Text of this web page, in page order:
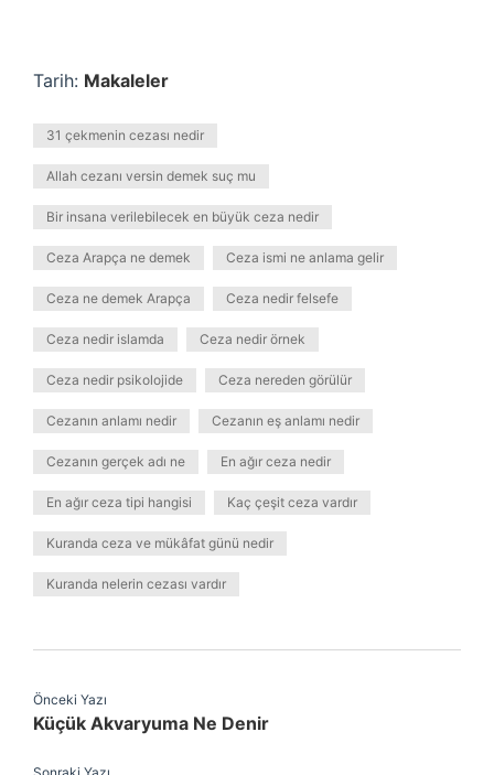
Tarih: Makaleler
31 çekmenin cezası nedir
Allah cezanı versin demek suç mu
Bir insana verilebilecek en büyük ceza nedir
Ceza Arapça ne demek Ceza ismi ne anlama gelir
Ceza ne demek Arapça Ceza nedir felsefe
Ceza nedir islamda Ceza nedir örnek
Ceza nedir psikolojide Ceza nereden görülür
Cezanın anlamı nedir Cezanın eş anlamı nedir
Cezanın gerçek adı ne En ağır ceza nedir
En ağır ceza tipi hangisi Kaç çeşit ceza vardır
Kuranda ceza ve mükâfat günü nedir
Kuranda nelerin cezası vardır
Önceki Yazı
Küçük Akvaryuma Ne Denir